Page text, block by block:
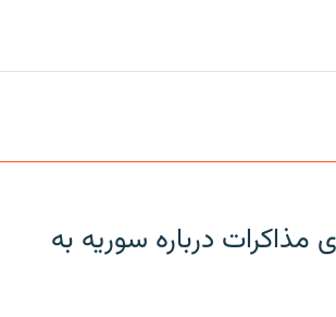
درباره سوریه به